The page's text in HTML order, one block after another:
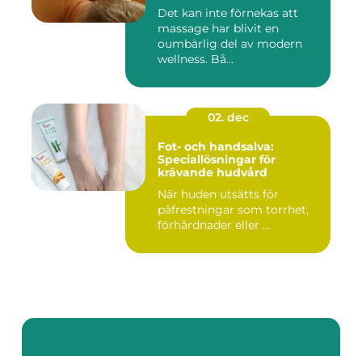
Det kan inte förnekas att
massage har blivit en
oumbärlig del av modern
wellness. Bå...
02. dec
Fot- och handsalva:
Speciallösningar för
krävande hudvård
När huden utsätts för
påfrestningar som torrhet,
förhårdnader eller ...